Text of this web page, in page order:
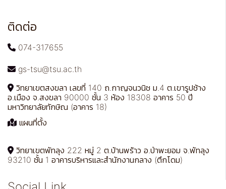
ติดต่อ
074-317655
gs-tsu@tsu.ac.th
วิทยาเขตสงขลา เลขที่ 140 ถ.กาญจนวนิช ม.4 ต.เขารูปช้าง
อ.เมือง จ.สงขลา 90000 ชั้น 3 ห้อง 18308 อาคาร 50 ปี
มหาวิทยาลัยทักษิณ (อาคาร 18)
แผนที่ตั้ง
วิทยาเขตพัทลุง 222 หมู่ 2 ต.บ้านพร้าว อ.ป่าพะยอม จ.พัทลุง
93210 ชั้น 1 อาคารบริหารและสำนักงานกลาง (ตึกโดม)